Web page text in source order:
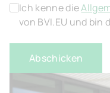
Ich kenne die
von BVI.EU und bin